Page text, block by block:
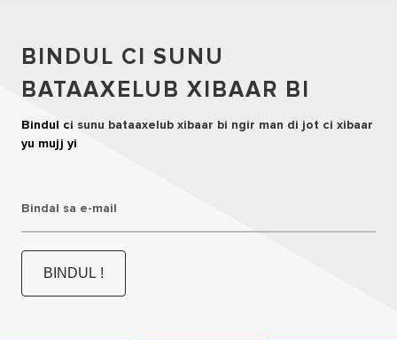
BINDUL CI SUNU
BATAAXELUB XIBAAR BI
Bindul ci sunu bataaxelub xibaar bi ngir man di jot ci xibaar
yu mujj yi
Bindal sa e-mail
BINDUL !